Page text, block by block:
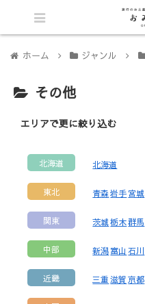
ホーム ジャンル
その他
エリアで更に絞り込む
北海道 北海道
東北 青森岩手宮城
関東 茨城栃木群馬
中部 新潟富山 石川
近畿 三重 滋賀 京都